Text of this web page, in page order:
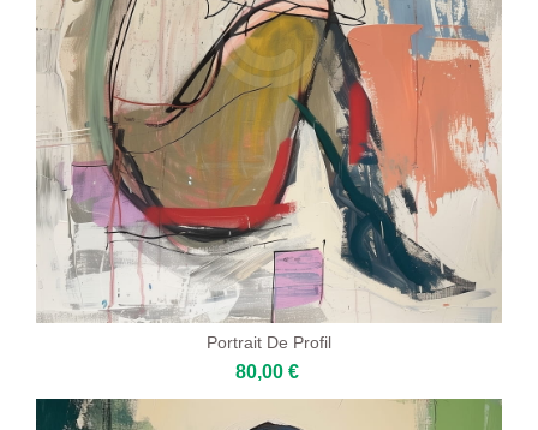
Portrait De Profil
80,00 €